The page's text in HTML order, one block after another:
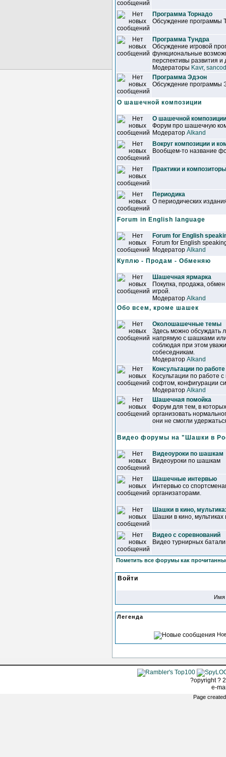
Программа Торнадо
Обсуждение программы
Программа Тундра
Обсуждение игровой
функциональные
перспективы развития и
Модераторы Kavr,
Программа Эдэон
Обсуждение программы
О шашечной композиции
О шашечной композиции
Форум про шашечную
Модератор Alkand
Вокруг композиции и
Вообщем-то название
Практики и композиторы
Периодика
О периодических
Forum in English language
Forum for English
Forum for English
Модератор Alkand
Куплю - Продам - Обменяю
Шашечная ярмарка
Покупка, продажа,
игрой.
Модератор Alkand
Обо всем, кроме шашек
Околошашечные темы
Здесь можно обсуждать
напрямую с шашками
соблюдая при этом
собеседникам.
Модератор Alkand
Консультации по
Косультации по работе
софтом, конфигурации
Модератор Alkand
Шашечная помойка
Форум для тем, в
организовать
они не смогли
Видео форумы на "Шашки в
Видеоуроки по шашкам
Видеоуроки по шашкам
Шашечные интервью
Интервью со
организаторами.
Шашки в кино,
Шашки в кино, мультиках
Видео с соревнований
Видео турнирных
Пометить все форумы как
Войти
Имя
Легенда
?opyright ?
e-
Page